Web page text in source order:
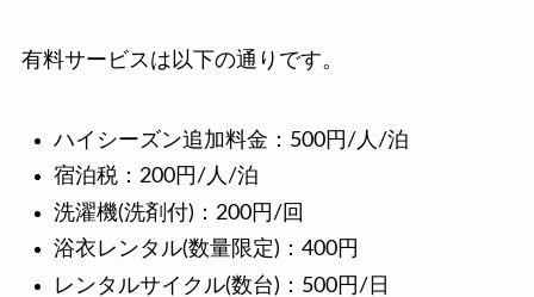
有料サービスは以下の通りです。
ハイシーズン追加料金：500円/人/泊
宿泊税：200円/人/泊
洗濯機(洗剤付)：200円/回
浴衣レンタル(数量限定)：400円
レンタルサイクル(数台)：500円/日